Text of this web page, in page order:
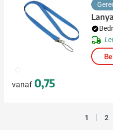
009
vanaf 0,75
U lees
1 2